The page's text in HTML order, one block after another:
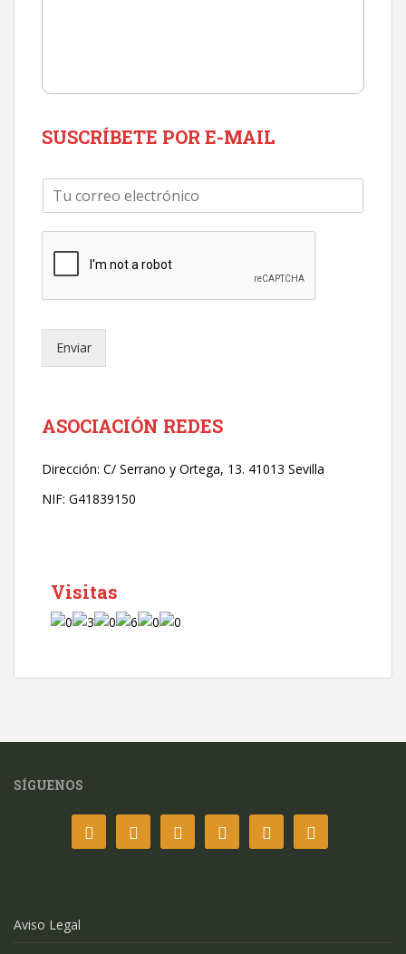
SUSCRÍBETE POR E-MAIL
e
e
t
n
o
*
Enviar
ASOCIACIÓN REDES
Dirección: C/ Serrano y Ortega, 13. 41013 Sevilla
NIF: G41839150
Visitas
SÍGUENOS
Aviso Legal